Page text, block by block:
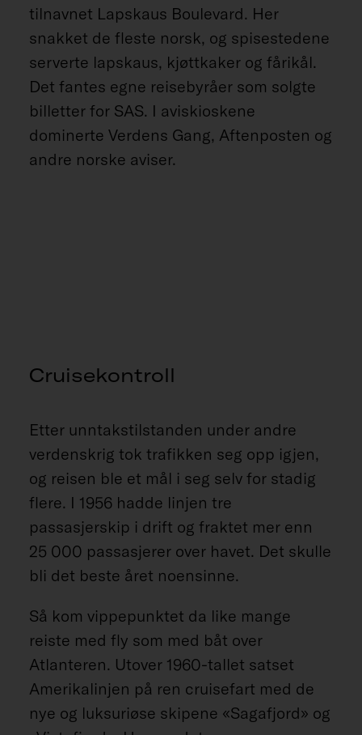
tilnavnet Lapskaus Boulevard. Her
snakket de fleste norsk, og spisestedene
serverte lapskaus, kjøttkaker og fårikål.
Det fantes egne reisebyråer som solgte
billetter for SAS. I aviskioskene
dominerte Verdens Gang, Aftenposten og
andre norske aviser.
Cruisekontroll
Etter unntakstilstanden under andre
verdenskrig tok trafikken seg opp igjen,
og reisen ble et mål i seg selv for stadig
flere. I 1956 hadde linjen tre
passasjerskip i drift og fraktet mer enn
25 000 passasjerer over havet. Det skulle
bli det beste året noensinne.
Så kom vippepunktet da like mange
reiste med fly som med båt over
Atlanteren. Utover 1960-tallet satset
Amerikalinjen på ren cruisefart med de
nye og luksuriøse skipene «Sagafjord» og